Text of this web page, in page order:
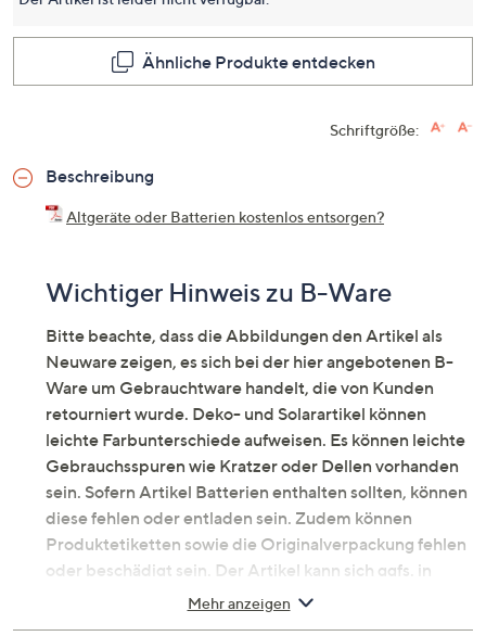
Link
Seite.
Ähnliche Produkte entdecken
Schriftgröße:
Beschreibung
Altgeräte oder Batterien kostenlos entsorgen?
Wichtiger Hinweis zu B-Ware
Bitte beachte, dass die Abbildungen den Artikel als
Neuware zeigen, es sich bei der hier angebotenen B-
Ware um Gebrauchtware handelt, die von Kunden
retourniert wurde. Deko- und Solarartikel können
leichte Farbunterschiede aufweisen. Es können leichte
Gebrauchsspuren wie Kratzer oder Dellen vorhanden
sein. Sofern Artikel Batterien enthalten sollten, können
diese fehlen oder entladen sein. Zudem können
Produktetiketten sowie die Originalverpackung fehlen
oder beschädigt sein. Der Artikel kann sich ggfs. in
einer neutralen Umverpackung befinden. Erfahre mehr
Mehr anzeigen